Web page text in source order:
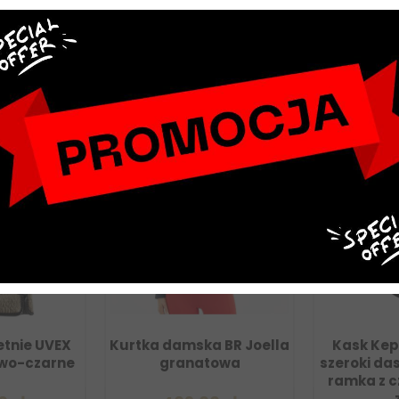
NOWY
UVEX
czarne
Kurtka damska BR Joella
granatowa
Kask Kep
szeroki
ramka z